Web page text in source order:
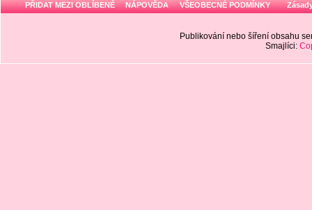
PŘIDAT MEZI OBLÍBENÉ NÁPOVĚDA VŠEOBECNÉ PODMÍNKY
Publikování nebo šíření obsahu
Smajlíci: